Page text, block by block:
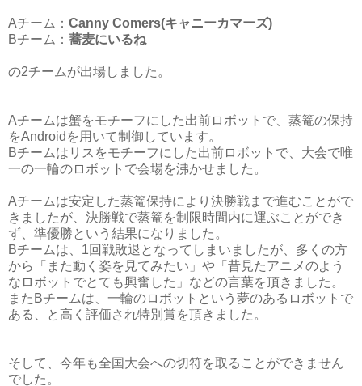
Aチーム： Canny Comers(キャニーカマーズ)
Bチーム： 蕎麦にいるね
の2チームが出場しました。
Aチームは蟹をモチーフにした出前ロボットで、蒸篭の保持
をAndroidを用いて制御しています。
Bチームはリスをモチーフにした出前ロボットで、大会で唯
一の一輪のロボットで会場を沸かせました。
Aチームは安定した蒸篭保持により決勝戦まで進むことがで
きましたが、決勝戦で蒸篭を制限時間内に運ぶことができ
ず、準優勝という結果になりました。
Bチームは、1回戦敗退となってしまいましたが、多くの方
から「また動く姿を見てみたい」や「昔見たアニメのよう
なロボットでとても興奮した」などの言葉を頂きました。
またBチームは、一輪のロボットという夢のあるロボットで
ある、と高く評価され特別賞を頂きました。
そして、今年も全国大会への切符を取ることができません
でした。